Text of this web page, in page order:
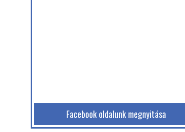
Facebook oldalunk megnyitása